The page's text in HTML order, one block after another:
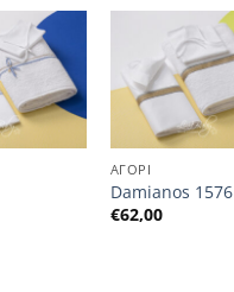
ΑΓΟΡΙ
Damianos 1576
€62,00